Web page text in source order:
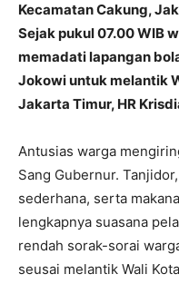
Kecamatan Cakung,
Sejak pukul 07.00 WIB
memadati lapangan
Jokowi untuk melantik
Jakarta Timur, HR
Antusias warga
Sang Gubernur.
sederhana, serta
lengkapnya suasana
rendah sorak-sorai
seusai melantik Wali